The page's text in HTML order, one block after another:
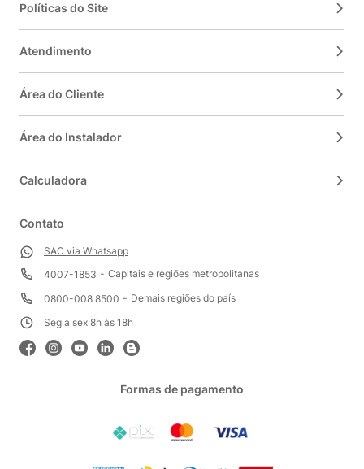
Políticas do Site
Atendimento
Área do Cliente
Área do Instalador
Calculadora
Contato
SAC via Whatsapp
4007-1853
Capitais e regiões metropolitanas
0800-008 8500
Demais regiões do país
Seg a sex 8h às 18h
Formas de pagamento